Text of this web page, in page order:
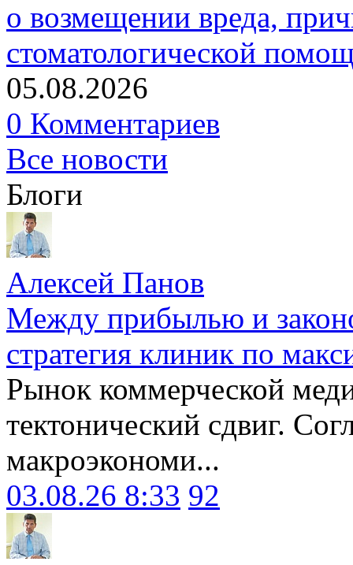
о возмещении вреда,
стоматологической
05.08.2026
0 Комментариев
Все новости
Блоги
Алексей Панов
Между прибылью и
стратегия клиник по
Рынок коммерческой
тектонический сдвиг.
макроэкономи...
03.08.26 8:33 92